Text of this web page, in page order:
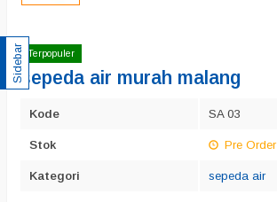
Terpopuler
sepeda air murah malang
Kode SA 03
Stok Pre Order
Kategori sepeda air
Sidebar